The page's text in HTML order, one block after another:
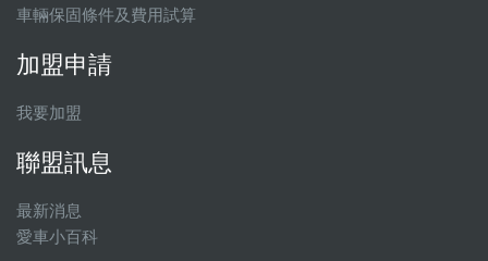
車輛保固條件及費用試算
加盟申請
我要加盟
聯盟訊息
最新消息
愛車小百科